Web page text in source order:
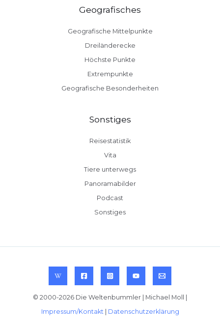
Geografisches
Geografische Mittelpunkte
Dreiländerecke
Höchste Punkte
Extrempunkte
Geografische Besonderheiten
Sonstiges
Reisestatistik
Vita
Tiere unterwegs
Panoramabilder
Podcast
Sonstiges
© 2000-2026 Die Weltenbummler | Michael Moll |
Impressum/Kontakt| Datenschutzerklärung